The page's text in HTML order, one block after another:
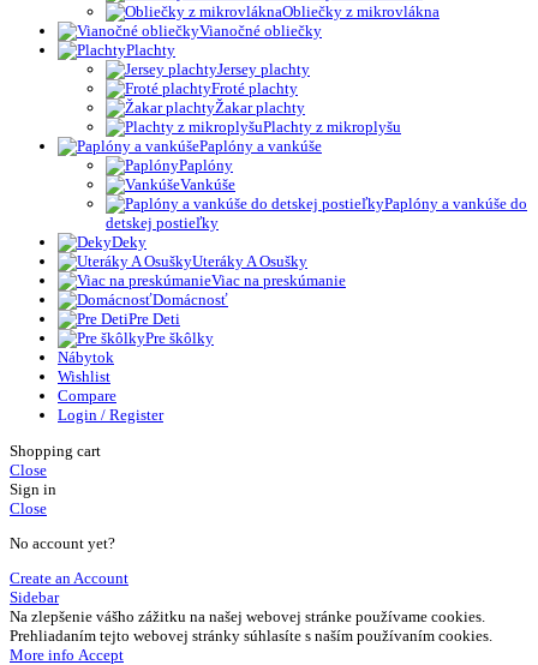
Obliečky z mikrovlákna
Vianočné obliečky
Plachty
Jersey plachty
Froté plachty
Žakar plachty
Plachty z mikroplyšu
Paplóny a vankúše
Paplóny
Vankúše
Paplóny a vankúše do
detskej postieľky
Deky
Uteráky A Osušky
Viac na preskúmanie
Domácnosť
Pre Deti
Pre škôlky
Nábytok
Wishlist
Compare
Login / Register
Shopping cart
Close
Sign in
Close
No account yet?
Create an Account
Sidebar
Na zlepšenie vášho zážitku na našej webovej stránke používame cookies.
Prehliadaním tejto webovej stránky súhlasíte s naším používaním cookies.
More info More
Accept